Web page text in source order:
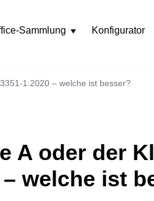
SammlungRozwiń
Konfigurator
1:2020 – welche ist besser?
A oder der
– welche ist